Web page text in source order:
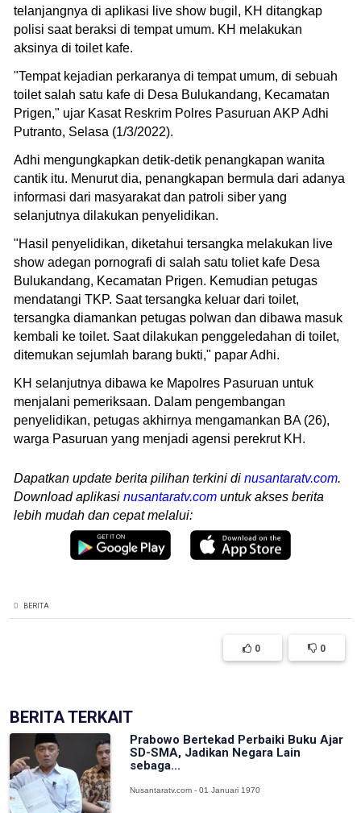
telanjangnya di aplikasi live show bugil, KH ditangkap
polisi saat beraksi di tempat umum. KH melakukan
aksinya di toilet kafe.
"Tempat kejadian perkaranya di tempat umum, di sebuah
toilet salah satu kafe di Desa Bulukandang, Kecamatan
Prigen," ujar Kasat Reskrim Polres Pasuruan AKP Adhi
Putranto, Selasa (1/3/2022).
Adhi mengungkapkan detik-detik penangkapan wanita
cantik itu. Menurut dia, penangkapan bermula dari adanya
informasi dari masyarakat dan patroli siber yang
selanjutnya dilakukan penyelidikan.
"Hasil penyelidikan, diketahui tersangka melakukan live
show adegan pornografi di salah satu toliet kafe Desa
Bulukandang, Kecamatan Prigen. Kemudian petugas
mendatangi TKP. Saat tersangka keluar dari toilet,
tersangka diamankan petugas polwan dan dibawa masuk
kembali ke toilet. Saat dilakukan penggeledahan di toilet,
ditemukan sejumlah barang bukti," papar Adhi.
KH selanjutnya dibawa ke Mapolres Pasuruan untuk
menjalani pemeriksaan. Dalam pengembangan
penyelidikan, petugas akhirnya mengamankan BA (26),
warga Pasuruan yang menjadi agensi perekrut KH.
Dapatkan update berita pilihan terkini di nusantaratv.com.
Download aplikasi nusantaratv.com untuk akses berita
lebih mudah dan cepat melalui:
BERITA
0 0
BERITA TERKAIT
Prabowo Bertekad Perbaiki Buku Ajar
SD-SMA, Jadikan Negara Lain
sebaga...
Nusantaratv.com - 01 Januari 1970